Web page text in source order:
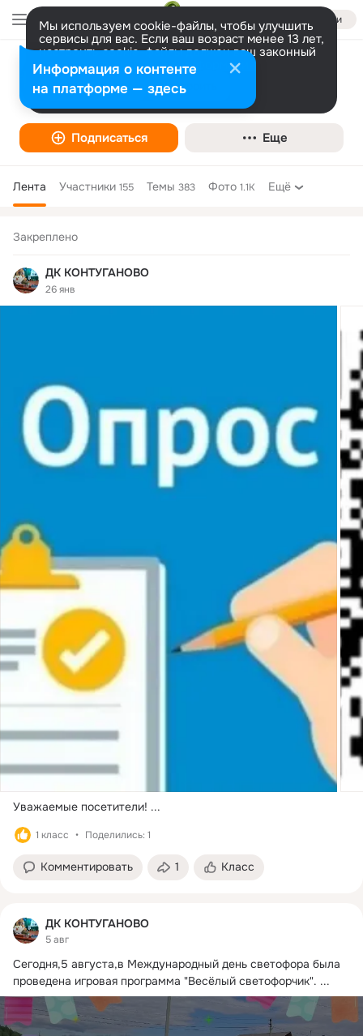
Войти
Мы используем cookie-файлы, чтобы улучшить
сервисы для вас. Если ваш возраст менее 13 лет,
настроить cookie-файлы должен ваш законный
представитель. Больше информации
Разрешить все Настроить
ДК КОНТУГАНОВО
Театр
Подписаться Еще
Лента Участники 155 Темы 383 Фото 1.1K Ещё
Закреплено
ДК КОНТУГАНОВО
26 янв
Уважаемые посетители! ...
1 класс Поделились: 1
Комментировать 1 Класс
ДК КОНТУГАНОВО
5 авг
Сегодня,5 августа,в Международный день светофора была
проведена игровая программа "Весёлый светофорчик". ...
колонка
Информация о контенте
на платформе — здесь